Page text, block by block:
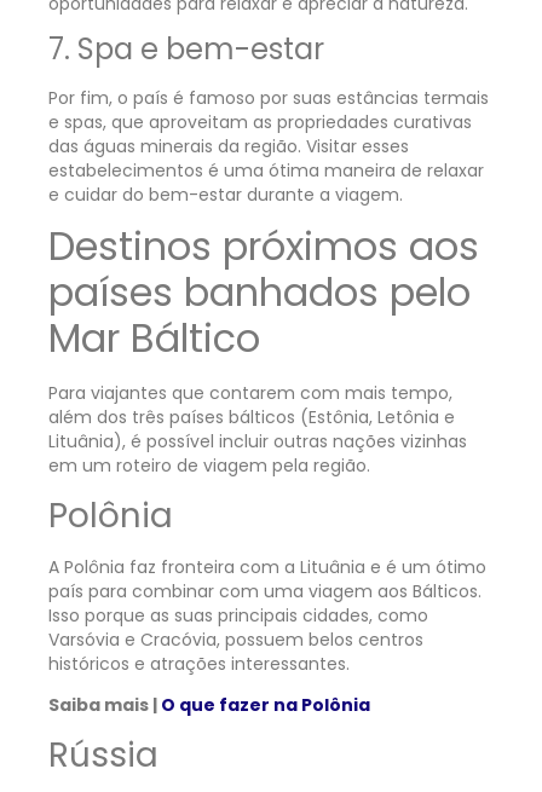
7. Spa e bem-estar
Por fim, o país é famoso por suas estâncias termais
e spas, que aproveitam as propriedades curativas
das águas minerais da região. Visitar esses
estabelecimentos é uma ótima maneira de relaxar
e cuidar do bem-estar durante a viagem.
Destinos próximos aos
países banhados pelo
Mar Báltico
Para viajantes que contarem com mais tempo,
além dos três países bálticos (Estônia, Letônia e
Lituânia), é possível incluir outras nações vizinhas
em um roteiro de viagem pela região.
Polônia
A Polônia faz fronteira com a Lituânia e é um ótimo
país para combinar com uma viagem aos Bálticos.
Isso porque as suas principais cidades, como
Varsóvia e Cracóvia, possuem belos centros
históricos e atrações interessantes.
Saiba mais | O que fazer na Polônia
Rússia